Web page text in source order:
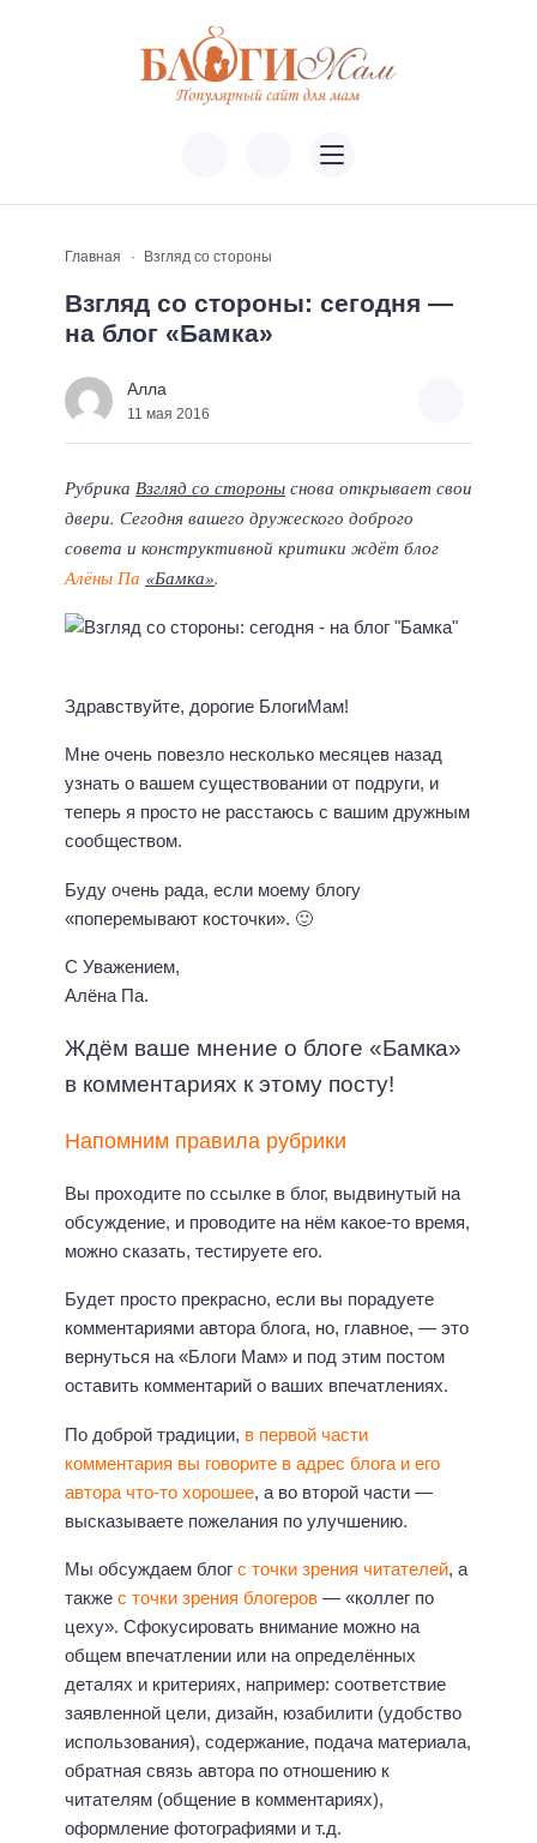
Главная Взгляд со стороны
Взгляд со стороны: сегодня —
на блог «Бамка»
Алла
11 мая 2016
Рубрика Взгляд со стороны снова открывает свои
двери. Сегодня вашего дружеского доброго
совета и конструктивной критики ждёт блог
Алёны Па «Бамка».
Здравствуйте, дорогие БлогиМам!
Мне очень повезло несколько месяцев назад
узнать о вашем существовании от подруги, и
теперь я просто не расстаюсь с вашим дружным
сообществом.
Буду очень рада, если моему блогу
«поперемывают косточки». 🙂
С Уважением,
Алёна Па.
Ждём ваше мнение о блоге «Бамка»
в комментариях к этому посту!
Напомним правила рубрики
Вы проходите по ссылке в блог, выдвинутый на
обсуждение, и проводите на нём какое-то время,
можно сказать, тестируете его.
Будет просто прекрасно, если вы порадуете
комментариями автора блога, но, главное, — это
вернуться на «Блоги Мам» и под этим постом
оставить комментарий о ваших впечатлениях.
По доброй традиции, в первой части
комментария вы говорите в адрес блога и его
автора что-то хорошее, а во второй части —
высказываете пожелания по улучшению.
Мы обсуждаем блог с точки зрения читателей, а
также с точки зрения блогеров — «коллег по
цеху». Сфокусировать внимание можно на
общем впечатлении или на определённых
деталях и критериях, например: соответствие
заявленной цели, дизайн, юзабилити (удобство
использования), содержание, подача материала,
обратная связь автора по отношению к
читателям (общение в комментариях),
оформление фотографиями и т.д.